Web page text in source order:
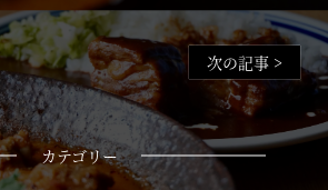
次の記事 >
カテゴリー